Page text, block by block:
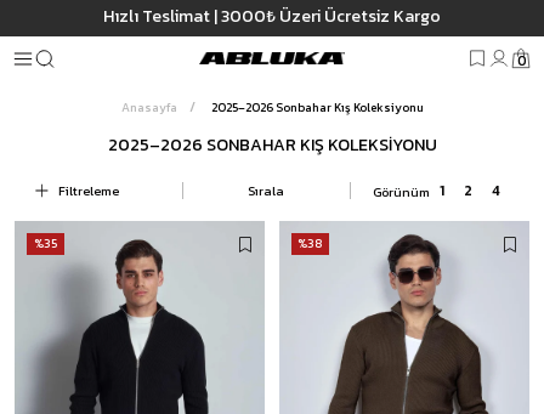
3500 TL ve üzeri %5, 5000 TL ve üzeri %10
0
Anasayfa 2025–2026 Sonbahar Kış Koleksiyonu
2025–2026 SONBAHAR KIŞ KOLEKSIYONU
Filtreleme Sırala
%35 %38